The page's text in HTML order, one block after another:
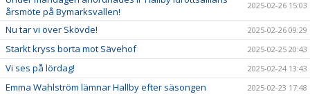
årsmöte på Bymarksvallen!
2025-02-26 15:03
Nu tar vi över Skövde! 2025-02-26 09:29
Starkt kryss borta mot Sävehof 2025-02-25 20:43
Vi ses på lördag! 2025-02-24 13:43
Emma Wahlström lämnar Hallby efter säsongen 2025-02-23 17:48